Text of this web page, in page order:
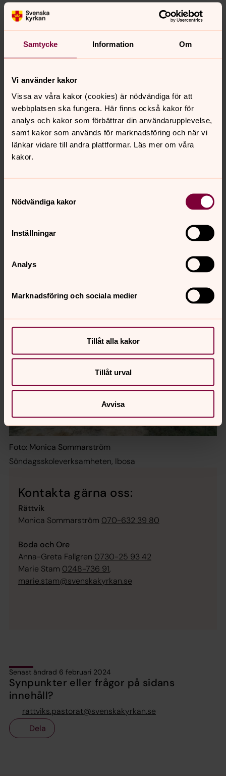
Samtycke Information Om
Vi använder kakor
Vissa av våra kakor (cookies) är nödvändiga för att
webbplatsen ska fungera. Här finns också kakor för
analys och kakor som förbättrar din användarupplevelse,
samt kakor som används för marknadsföring och när vi
länkar vidare till andra plattformar. Läs mer om våra
kakor.
Nödvändiga kakor
Inställningar
Analys
Marknadsföring och sociala medier
Tillåt alla kakor
Tillåt urval
Avvisa
överlämnat olika gåvor och pengar till församlingen i
Ibosa. Den senaste resan var nu i januari/februari 2024.
Julinsamlingen 2023 hade temat BRYT EN
tvångsäktenskap, könsstympning och våld mot flickor.
Julinsamlingen pågick under tiden 3/12 2023 - 6/1
2024.
Fasteinsamlingen 2024 har temat DELA LIKA OCH
RÄDDA LIV.Fasteaktionen inleds på
fastlagssöndagen den 11 februari och pågår fram till
palmsöndagen den 24 mars. Den handlar om rätten
Tillsammans kan vi göra skillnad. Din gåva gör det
möjligt!
PG 90 01 22-3
Är du intresserad att vara med?
Foto: Monica Sommarström
Söndagsskoleverksamheten, Ibosa
Kontakta gärna oss:
Rättvik
Monica Sommarström 070-632 39 80
Boda och Ore
Anna-Greta Fallgren 0730-25 93 42
Marie Stam 0248-736 91,
marie.stam@svenskakyrkan.se
Senast ändrad 6 februari 2024
Synpunkter eller frågor på sidans
innehåll?
rattviks.pastorat@svenskakyrkan.se
Dela